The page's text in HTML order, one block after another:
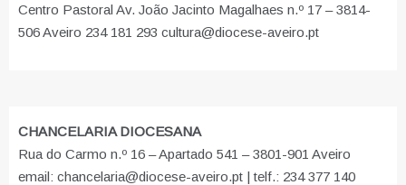
Centro Pastoral Av. João Jacinto Magalhaes n.º 17 – 3814-
506 Aveiro 234 181 293 cultura@diocese-aveiro.pt
CHANCELARIA DIOCESANA
Rua do Carmo n.º 16 – Apartado 541 – 3801-901 Aveiro
email: chancelaria@diocese-aveiro.pt | telf.: 234 377 140